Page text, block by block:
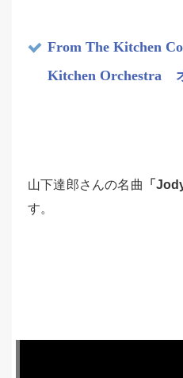
From The Kitchen
Kitchen Orchestra
山下達郎さんの名曲 「
す。